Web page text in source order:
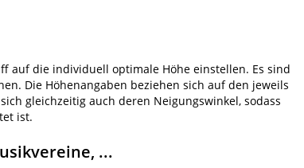
auf die individuell optimale Höhe einstellen. Es sind
Die Höhenangaben beziehen sich auf den jeweils
gleichzeitig auch deren Neigungswinkel, sodass
ist.
...